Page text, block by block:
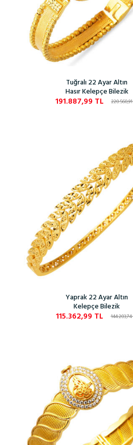
Tuğralı 22 Ayar Altın
Hasır Kelepçe Bilezik
220.560,91
191.887,99 TL
Yaprak 22 Ayar Altın
Kelepçe Bilezik
144.203,74
115.362,99 TL